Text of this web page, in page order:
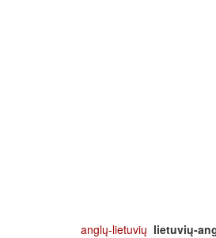
anglų-lietuvių lietuvių-